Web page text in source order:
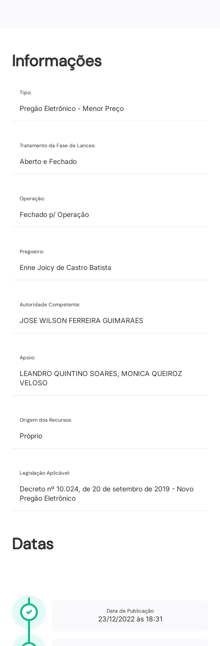
Informações
Tipo:
Pregão Eletrônico - Menor Preço
Tratamento da Fase de Lances:
Aberto e Fechado
Operação:
Fechado p/ Operação
Pregoeiro:
Enne Joicy de Castro Batista
Autoridade Competente:
JOSE WILSON FERREIRA GUIMARAES
Apoio:
LEANDRO QUINTINO SOARES, MONICA QUEIROZ
VELOSO
Origem dos Recursos:
Próprio
Legislação Aplicável:
Decreto nº 10.024, de 20 de setembro de 2019 - Novo
Pregão Eletrônico
Datas
Data de Publicação
23/12/2022 às 18:31